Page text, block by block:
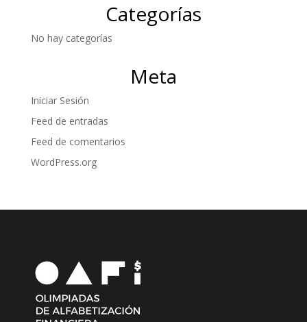
Categorías
No hay categorías
Meta
Iniciar Sesión
Feed de entradas
Feed de comentarios
WordPress.org